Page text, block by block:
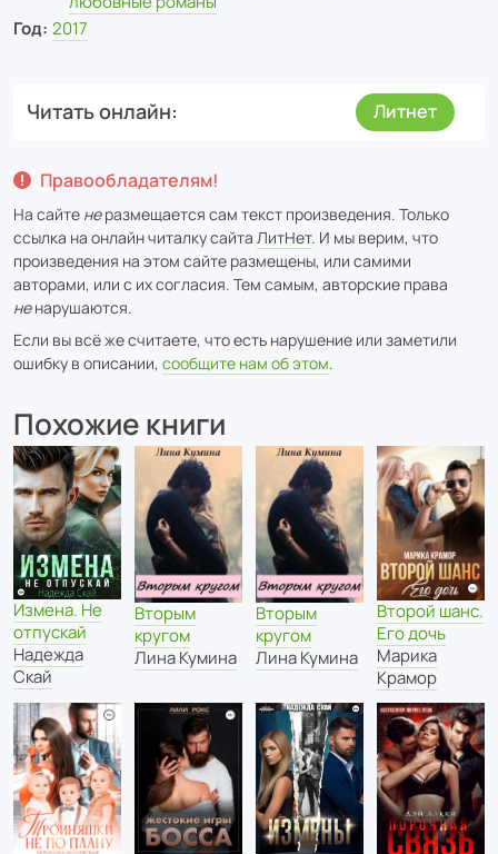
Год: 2017
Читать онлайн Литнет
Правообладателям!
На сайте неразмещается сам текст произведения. Только
ссылка на онлайн читалку сайта ЛитНет. И мы верим, что
произведения на этом сайте размещены, или самими
авторами, или с их согласия. Тем самым, авторские права
ненарушаются.
Если вы всё же считаете, что есть нарушение или заметили
ошибку в описании, сообщите нам об этом.
Похожие книги
Измена. Не
отпускай
Надежда
Скай
Вторым
кругом
Лина Кумина
Вторым
кругом
Лина Кумина
Второй шанс.
Его дочь
Марика
Крамор